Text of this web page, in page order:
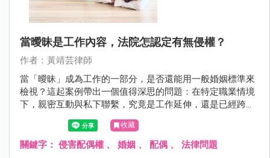
當曖昧是工作內容，法院怎認定有無侵權？
作者：黃靖芸律師
當「曖昧」成為工作的一部分，是否還能用一般婚姻標準來
檢視？這起案例帶出一個值得深思的問題：在特定職業情境
下，親密互動與私下聯繫，究竟是工作延伸，還是已經跨越
婚姻界線？法院的判決結果，也顛覆了許多人對侵害配偶權
的既有想像。
收藏
關鍵字： 侵害配偶權 、 婚姻 、 配偶 、 法律問題